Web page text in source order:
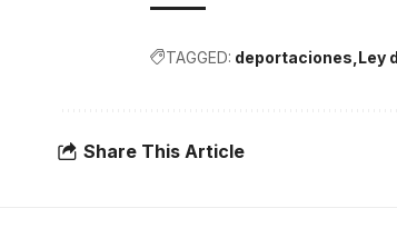
TAGGED: deportaciones Ley
Share This Article